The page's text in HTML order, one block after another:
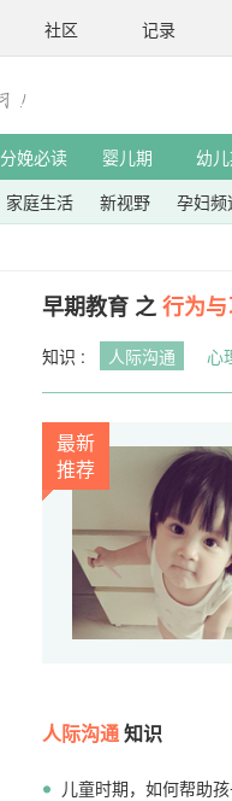
社区 记录
分娩必读 婴儿期
幼
家庭生活 新视野 孕妇频
早期教育 之行为
知识 : 人际沟通 心
最新
推荐
人际沟通知识
儿童时期，如何帮助